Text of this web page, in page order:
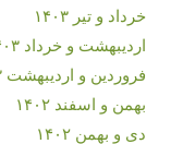
خرداد و تیر ۱۴۰۳
اردیبهشت و خرداد ۱۴۰۳
فروردین و اردیبهشت ۱۴۰۳
بهمن و اسفند ۱۴۰۲
دی و بهمن ۱۴۰۲